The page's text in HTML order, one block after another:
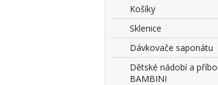
Košíky
Sklenice
Dávkovače saponátu
Dětské nádobí a
BAMBINI